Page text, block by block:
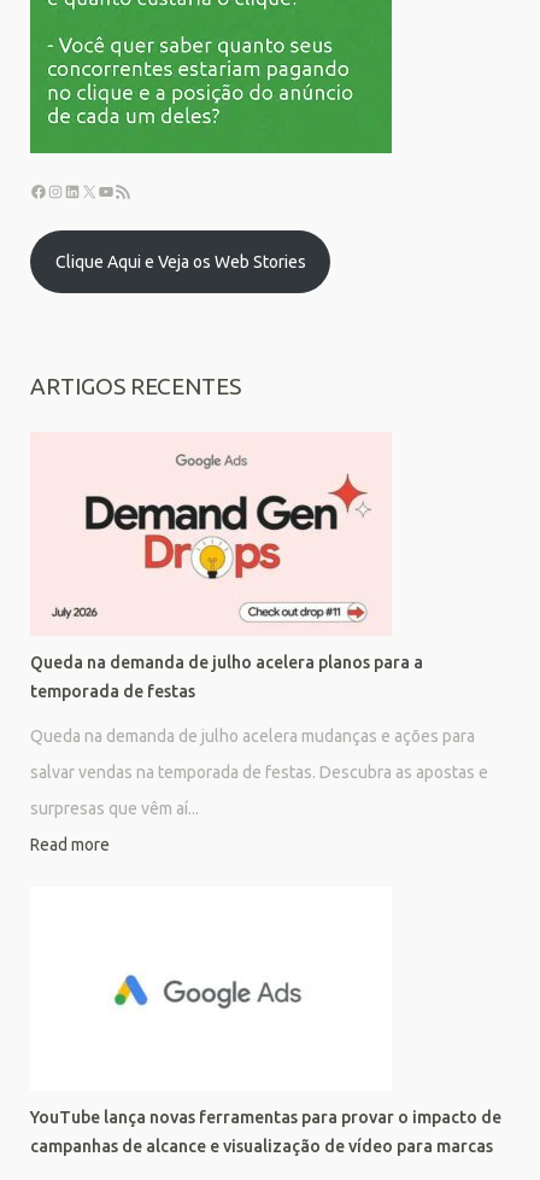
Clique Aqui e Veja os Web Stories
ARTIGOS RECENTES
Queda na demanda de julho acelera planos para a
temporada de festas
Queda na demanda de julho acelera mudanças e ações para
salvar vendas na temporada de festas. Descubra as apostas e
surpresas que vêm aí...
Read more
YouTube lança novas ferramentas para provar o impacto de
campanhas de alcance e visualização de vídeo para marcas